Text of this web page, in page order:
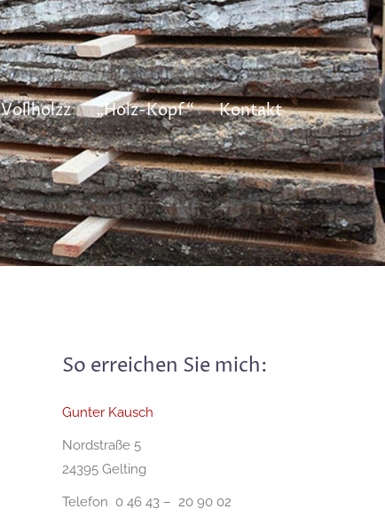
Vollholzz „Holz-Kopf“ Kontakt
So erreichen Sie mich:
Gunter Kausch
Nordstraße 5
24395 Gelting
Telefon 0 46 43 – 20 90 02